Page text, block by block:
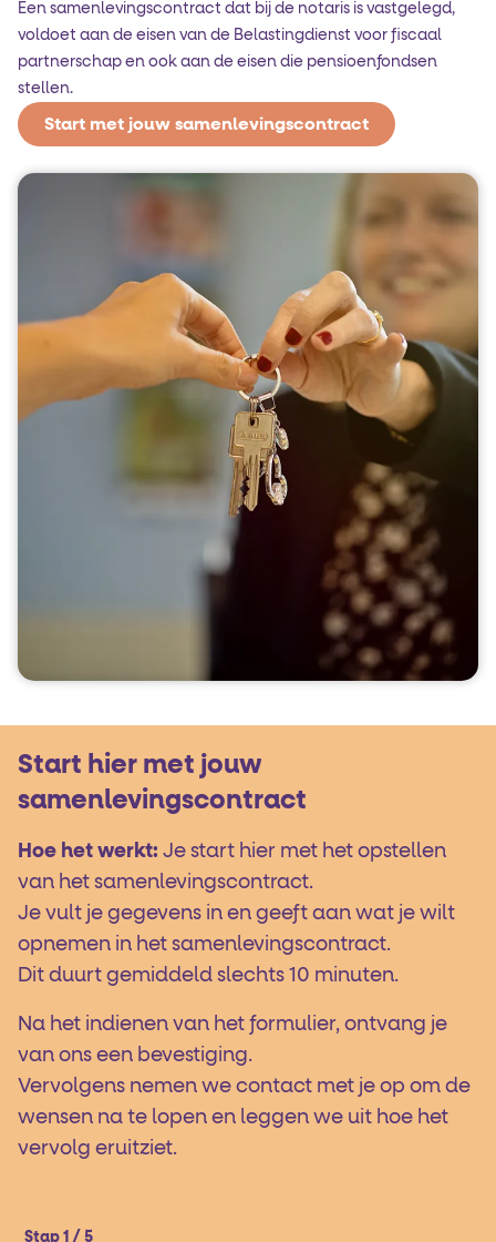
Een samenlevingscontract dat bij de notaris is vastgelegd,
voldoet aan de eisen van de Belastingdienst voor fiscaal
partnerschap en ook aan de eisen die pensioenfondsen
stellen.
Start met jouw samenlevingscontract
Start hier met jouw
samenlevingscontract
Hoe het werkt: Je start hier met het opstellen
van het samenlevingscontract.
Je vult je gegevens in en geeft aan wat je wilt
opnemen in het samenlevingscontract.
Dit duurt gemiddeld slechts 10 minuten.
Na het indienen van het formulier, ontvang je
van ons een bevestiging.
Vervolgens nemen we contact met je op om de
wensen na te lopen en leggen we uit hoe het
vervolg eruitziet.
Stap 1 / 5